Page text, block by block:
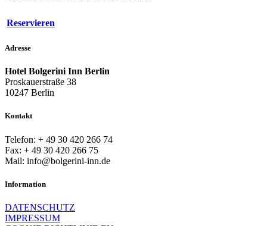
Reservieren
Adresse
Hotel Bolgerini Inn Berlin
Proskauerstraße 38
10247 Berlin
Kontakt
Telefon: + 49 30 420 266 74
Fax: + 49 30 420 266 75
Mail: info@bolgerini-inn.de
Information
DATENSCHUTZ
IMPRESSUM